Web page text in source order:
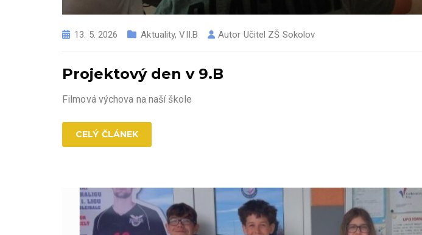
13. 5. 2026 Aktuality,VII.B Autor Učitel ZŠ Sokolov
Projektový den v 9.B
Filmová výchova na naší škole
CELÝ ČLÁNEK